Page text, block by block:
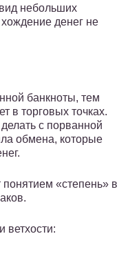
небольших
денег не
банкноты, тем
в торговых точках.
с порванной
обмена, которые
«степень» в
ветхости: